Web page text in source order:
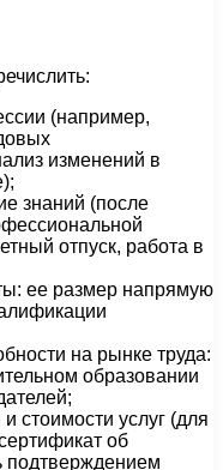
(например,
изменений в
знаний (после
отпуск, работа в
ее размер напрямую
на рынке труда:
образовании
стоимости услуг (для
об
подтверждением